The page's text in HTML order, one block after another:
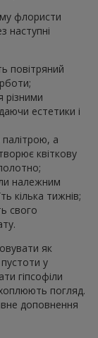
флористи
наступні
повітряний
різними
естетики і
а
квіткову
належним
кілька тижнів;
свого
як
у
гіпсофіли
погляд.
доповнення